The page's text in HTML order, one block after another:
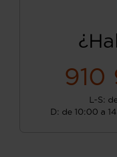
910
L-S:
D: de 10:00 a